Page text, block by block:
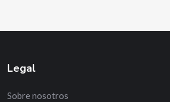
Legal
Sobre nosotros